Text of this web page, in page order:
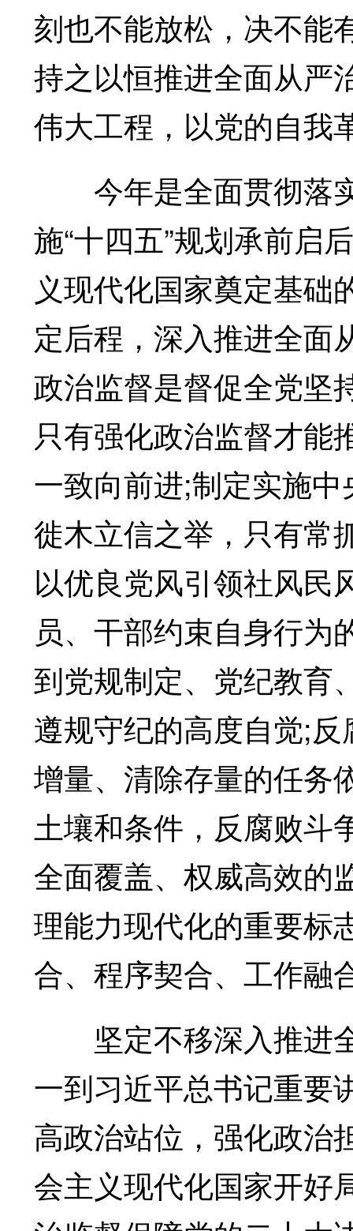
刻也不能放松，决不能
持之以恒推进全面从严
伟大工程，以党的自我
今年是全面贯彻落
施“十四五”规划承前启
义现代化国家奠定基础
定后程，深入推进全面
政治监督是督促全党坚
只有强化政治监督才能
一致向前进;制定实施
徙木立信之举，只有常
以优良党风引领社风民
员、干部约束自身行为
到党规制定、党纪教育
遵规守纪的高度自觉;
增量、清除存量的任务
土壤和条件，反腐败斗
全面覆盖、权威高效的
理能力现代化的重要标
合、程序契合、工作融
坚定不移深入推进
一到习近平总书记重要
高政治站位，强化政治
会主义现代化国家开好